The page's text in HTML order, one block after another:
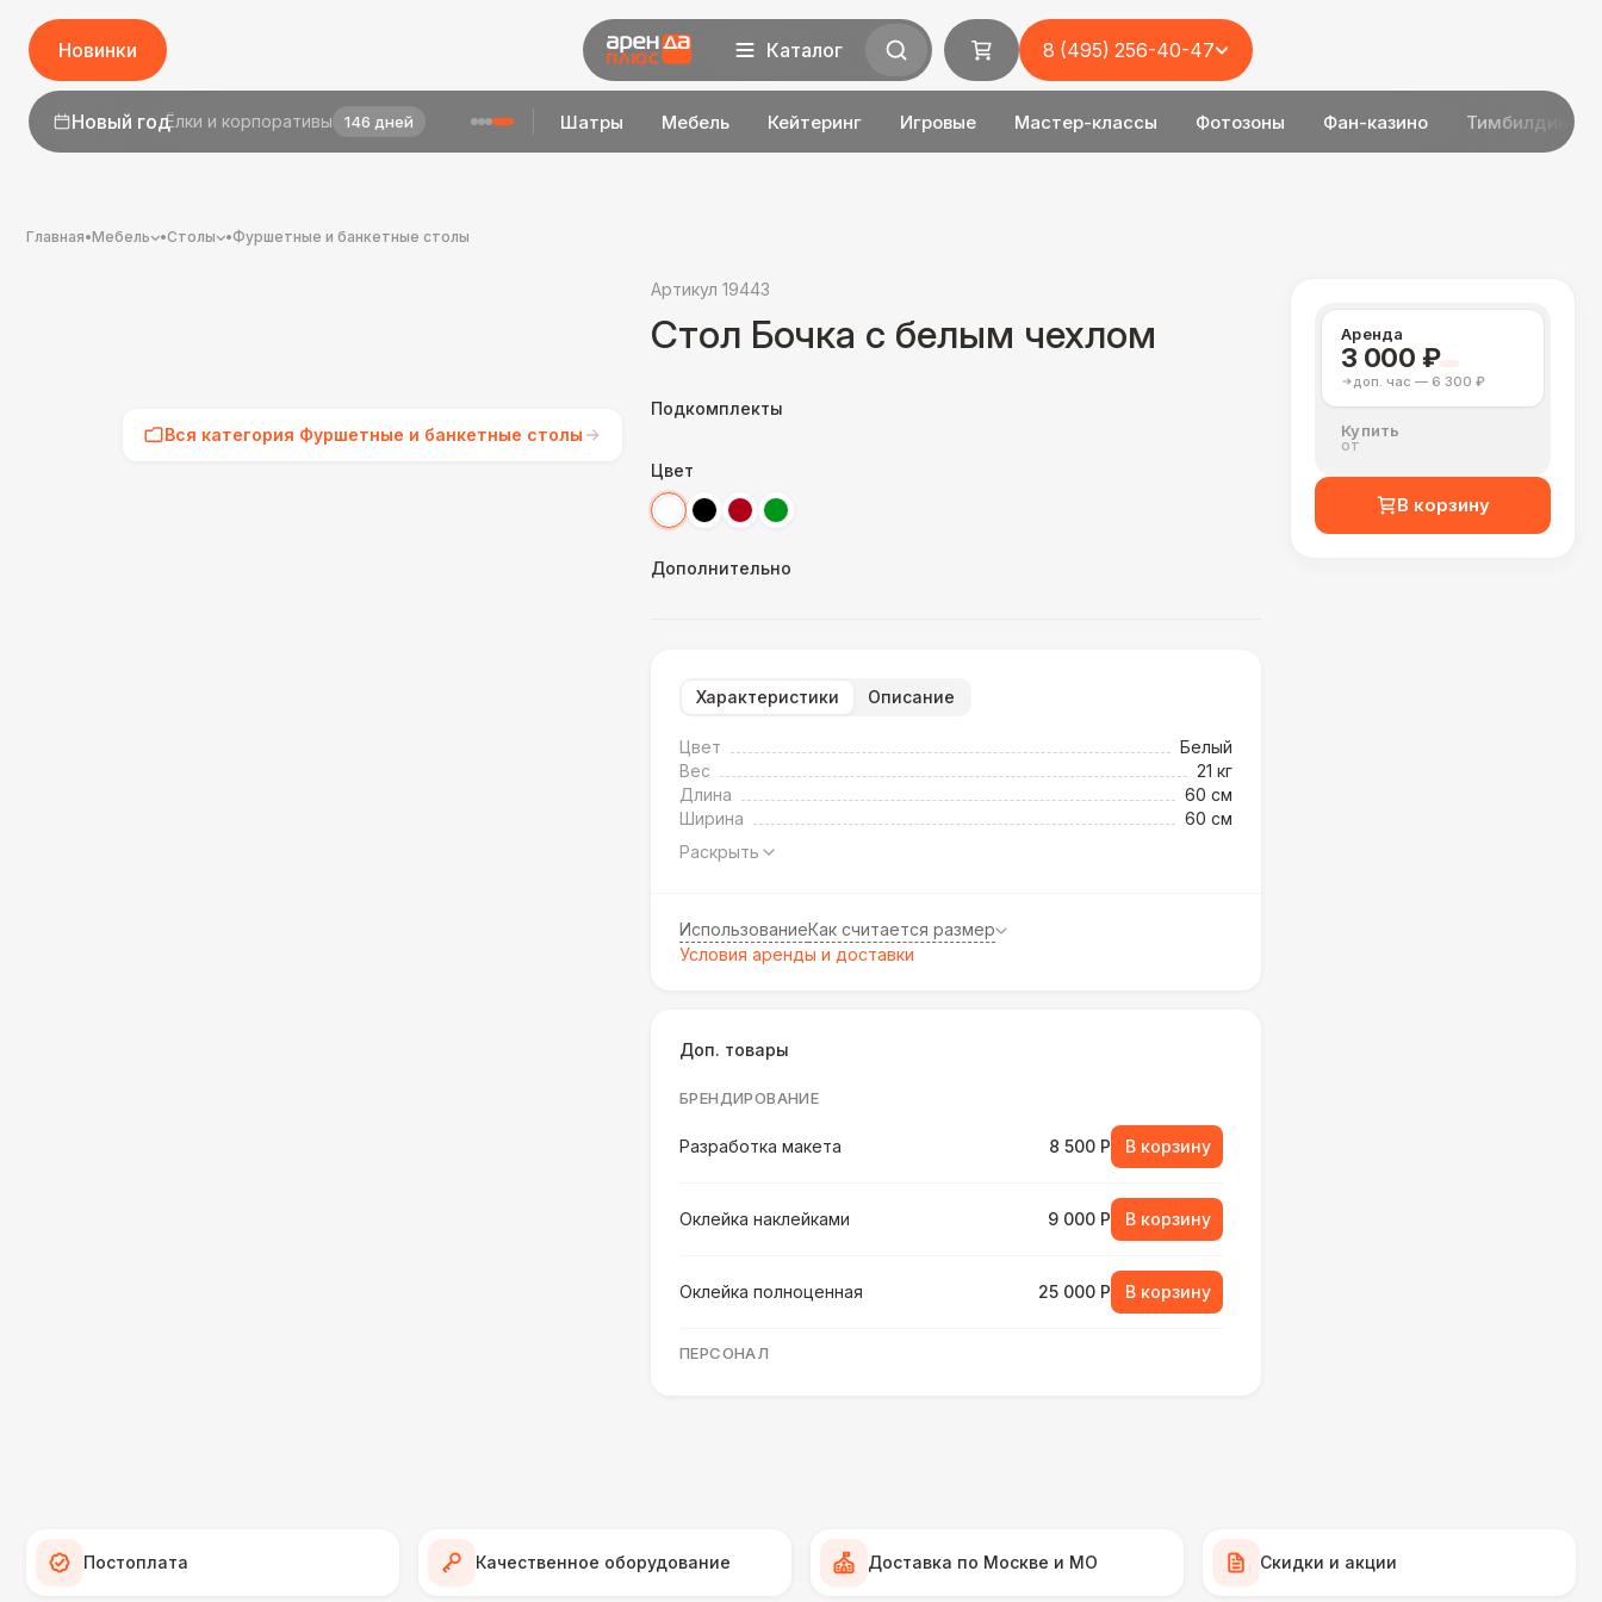
Новинки
1 сентябряДень знаний 24 дня Шатры Мебель Кейтеринг Игровые Мастер-классы Фотозоны Фан-казино Тимбилдинг
Каталог 8 (495) 256-40-47
Главная•Мебель •Столы •Фуршетные и банкетные столы
Вся категория Фуршетные и банкетные столы
Артикул 19443
Стол Бочка с белым чехлом
Подкомплекты
Цвет
Дополнительно
Характеристики Описание
Цвет
Белый
Вес
21 кг
Длина
60 см
Ширина
60 см
Раскрыть
ИспользованиеКак считается размер
Условия аренды и доставки
Доп. товары
БРЕНДИРОВАНИЕ
Разработка макета 8 500 Р В корзину
Оклейка наклейками 9 000 Р В корзину
Оклейка полноценная 25 000 Р В корзину
ПЕРСОНАЛ
Аренда
3 000 ₽
доп. час — 6 300 ₽
Купить
от
В корзину
Постоплата Качественное оборудование Доставка по Москве и МО Скидки и акции